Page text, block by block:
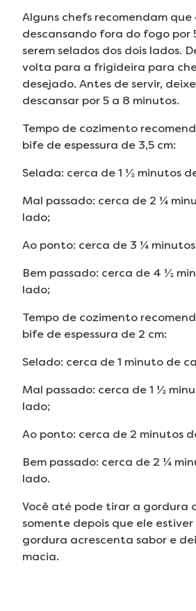
Alguns chefs recomendam que
descansando fora do fogo por
serem selados dos dois lados.
volta para a frigideira para
desejado. Antes de servir,
descansar por 5 a 8 minutos.
Tempo de cozimento
bife de espessura de 3,5 cm:
Selada: cerca de 1 ½ minutos
Mal passado: cerca de 2 ¼
lado;
Ao ponto: cerca de 3 ¼
Bem passado: cerca de 4 ½
lado;
Tempo de cozimento
bife de espessura de 2 cm:
Selado: cerca de 1 minuto de
Mal passado: cerca de 1 ½
lado;
Ao ponto: cerca de 2 minutos
Bem passado: cerca de 2 ¼
lado.
Você até pode tirar a gordura
somente depois que ele estiver
gordura acrescenta sabor e
macia.